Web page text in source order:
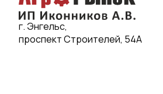
г. Энгельс,
проспект Строителей, 54А